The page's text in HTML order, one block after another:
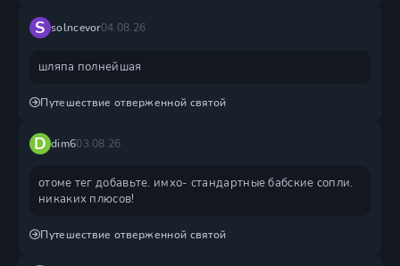
S solncevor04.08.26
шляпа полнейшая
Путешествие отверженной святой
D dim603.08.26
отоме тег добавьте. имхо- стандартные бабские сопли.
никаких плюсов!
Путешествие отверженной святой